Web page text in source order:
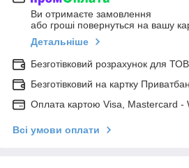
Ви отримаєте замовлення
або гроші повернуться на вашу
Детальніше
Безготівковий розрахунок для
Безготівковий на картку
Оплата картою Visa, Mastercard -
Всі умови оплати